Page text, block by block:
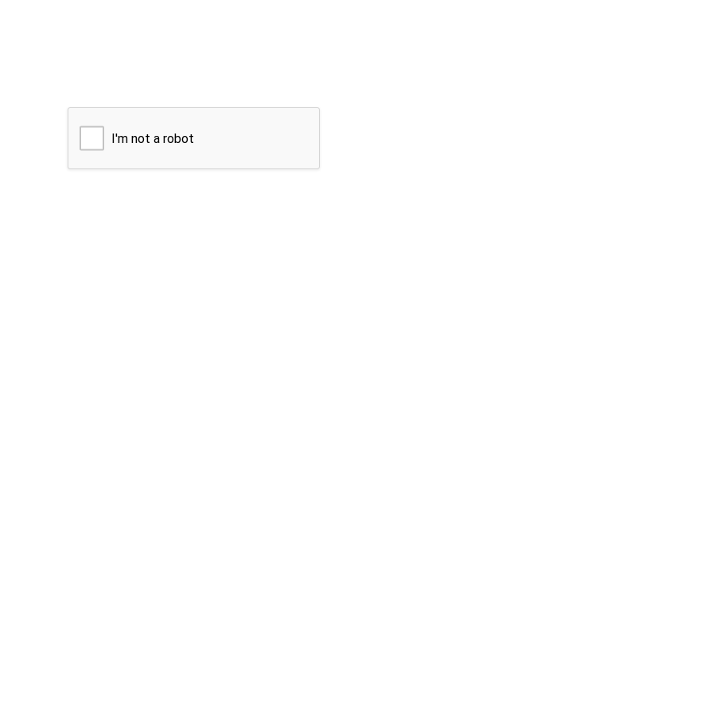
I'm not a robot